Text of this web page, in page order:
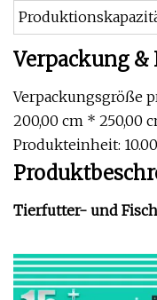
Verpackung
Verpackungsgröße
200,00 cm * 250,00
Produkteinheit:
Tierfutter- und